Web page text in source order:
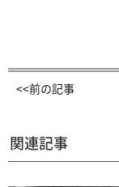
<<前の記事
関連記事